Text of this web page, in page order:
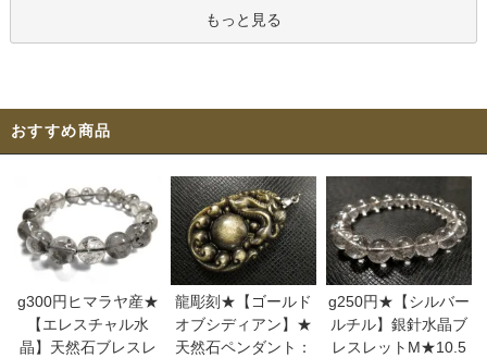
もっと見る
おすすめ商品
g300円ヒマラヤ産★
【エレスチャル水
晶】天然石ブレスレ
龍彫刻★【ゴールド
オブシディアン】★
天然石ペンダント：
g250円★【シルバー
ルチル】銀針水晶ブ
レスレットM★10.5